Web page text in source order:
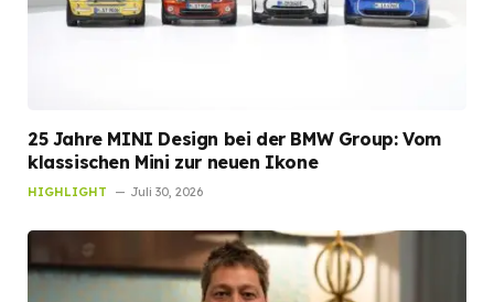
25 Jahre MINI Design bei der BMW Group: Vom
klassischen Mini zur neuen Ikone
HIGHLIGHT Juli 30, 2026